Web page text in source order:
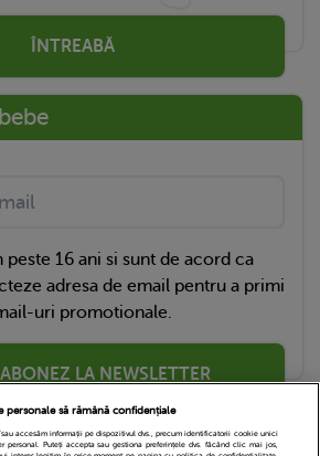
ÎNTREABĂ
16 ani si sunt de acord ca
adresa de email pentru a primi
uri promotionale.
LA NEWSLETTER
personale să rămână confidențiale
accesăm informații pe dispozitivul dvs., precum identificatorii cookie unici
personal. Puteți accepta sau gestiona preferințele dvs. făcând clic mai jos,